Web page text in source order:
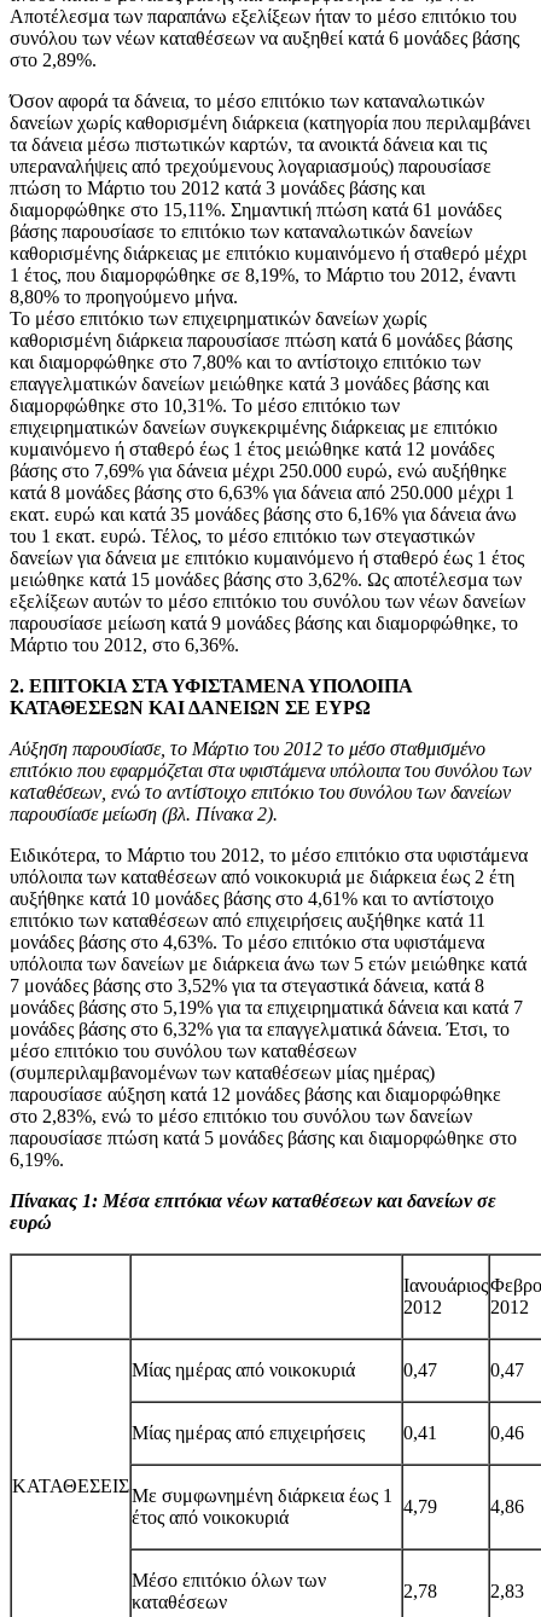
Αποτέλεσμα των παραπάνω εξελίξεων ήταν το μέσο επιτόκιο του
συνόλου των νέων καταθέσεων να αυξηθεί κατά 6 μονάδες βάσης
στο 2,89%.
Όσον αφορά τα δάνεια, το μέσο επιτόκιο των καταναλωτικών
δανείων χωρίς καθορισμένη διάρκεια (κατηγορία που περιλαμβάνει
τα δάνεια μέσω πιστωτικών καρτών, τα ανοικτά δάνεια και τις
υπεραναλήψεις από τρεχούμενους λογαριασμούς) παρουσίασε
πτώση το Μάρτιο του 2012 κατά 3 μονάδες βάσης και
διαμορφώθηκε στο 15,11%. Σημαντική πτώση κατά 61 μονάδες
βάσης παρουσίασε το επιτόκιο των καταναλωτικών δανείων
καθορισμένης διάρκειας με επιτόκιο κυμαινόμενο ή σταθερό μέχρι
1 έτος, που διαμορφώθηκε σε 8,19%, το Μάρτιο του 2012, έναντι
8,80% το προηγούμενο μήνα.
Το μέσο επιτόκιο των επιχειρηματικών δανείων χωρίς
καθορισμένη διάρκεια παρουσίασε πτώση κατά 6 μονάδες βάσης
και διαμορφώθηκε στο 7,80% και το αντίστοιχο επιτόκιο των
επαγγελματικών δανείων μειώθηκε κατά 3 μονάδες βάσης και
διαμορφώθηκε στο 10,31%. Το μέσο επιτόκιο των
επιχειρηματικών δανείων συγκεκριμένης διάρκειας με επιτόκιο
κυμαινόμενο ή σταθερό έως 1 έτος μειώθηκε κατά 12 μονάδες
βάσης στο 7,69% για δάνεια μέχρι 250.000 ευρώ, ενώ αυξήθηκε
κατά 8 μονάδες βάσης στο 6,63% για δάνεια από 250.000 μέχρι 1
εκατ. ευρώ και κατά 35 μονάδες βάσης στο 6,16% για δάνεια άνω
του 1 εκατ. ευρώ. Τέλος, το μέσο επιτόκιο των στεγαστικών
δανείων για δάνεια με επιτόκιο κυμαινόμενο ή σταθερό έως 1 έτος
μειώθηκε κατά 15 μονάδες βάσης στο 3,62%. Ως αποτέλεσμα των
εξελίξεων αυτών το μέσο επιτόκιο του συνόλου των νέων δανείων
παρουσίασε μείωση κατά 9 μονάδες βάσης και διαμορφώθηκε, το
Μάρτιο του 2012, στο 6,36%.
2. ΕΠΙΤΟΚΙΑ ΣΤΑ ΥΦΙΣΤΑΜΕΝΑ ΥΠΟΛΟΙΠΑ
ΚΑΤΑΘΕΣΕΩΝ ΚΑΙ ΔΑΝΕΙΩΝ ΣΕ ΕΥΡΩ
Αύξηση παρουσίασε, το Μάρτιο του 2012 το μέσο σταθμισμένο
επιτόκιο που εφαρμόζεται στα υφιστάμενα υπόλοιπα του συνόλου των
καταθέσεων, ενώ το αντίστοιχο επιτόκιο του συνόλου των δανείων
παρουσίασε μείωση (βλ. Πίνακα 2).
Ειδικότερα, το Μάρτιο του 2012, το μέσο επιτόκιο στα υφιστάμενα
υπόλοιπα των καταθέσεων από νοικοκυριά με διάρκεια έως 2 έτη
αυξήθηκε κατά 10 μονάδες βάσης στο 4,61% και το αντίστοιχο
επιτόκιο των καταθέσεων από επιχειρήσεις αυξήθηκε κατά 11
μονάδες βάσης στο 4,63%. Το μέσο επιτόκιο στα υφιστάμενα
υπόλοιπα των δανείων με διάρκεια άνω των 5 ετών μειώθηκε κατά
7 μονάδες βάσης στο 3,52% για τα στεγαστικά δάνεια, κατά 8
μονάδες βάσης στο 5,19% για τα επιχειρηματικά δάνεια και κατά 7
μονάδες βάσης στο 6,32% για τα επαγγελματικά δάνεια. Έτσι, το
μέσο επιτόκιο του συνόλου των καταθέσεων
(συμπεριλαμβανομένων των καταθέσεων μίας ημέρας)
παρουσίασε αύξηση κατά 12 μονάδες βάσης και διαμορφώθηκε
στο 2,83%, ενώ το μέσο επιτόκιο του συνόλου των δανείων
παρουσίασε πτώση κατά 5 μονάδες βάσης και διαμορφώθηκε στο
6,19%.
Πίνακας 1: Μέσα επιτόκια νέων καταθέσεων και δανείων σε
ευρώ
Ιανουάριος
2012
2012
ΚΑΤΑΘΕΣΕΙΣ
Μίας ημέρας από νοικοκυριά 0,47 0,47
Μίας ημέρας από επιχειρήσεις 0,41 0,46
Με συμφωνημένη διάρκεια έως 1
έτος από νοικοκυριά
4,79 4,86
Μέσο επιτόκιο όλων των
καταθέσεων
2,78 2,83